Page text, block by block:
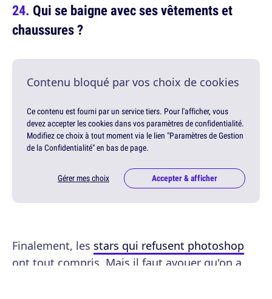
Qui se baigne avec ses vêtements et
chaussures ?
Contenu bloqué par vos choix de cookies
Ce contenu est fourni par un service tiers. Pour l'afficher, vous
devez accepter les cookies dans vos paramètres de confidentialité.
Modifiez ce choix à tout moment via le lien "Paramètres de Gestion
de la Confidentialité" en bas de page.
Gérer mes choix Accepter & afficher
Finalement, les stars qui refusent photoshop
ont tout compris. Mais il faut avouer qu'on a